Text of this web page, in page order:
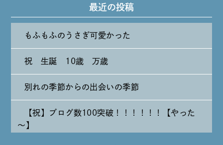
最近の投稿
もふもふのうさぎ可愛かった
祝 生誕 10歳 万歳
別れの季節からの出会いの季節
【祝】ブログ数100突破！！！！！！【やった
～】